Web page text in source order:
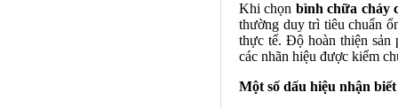
Khi chọn bình chữa cháy
thường duy trì tiêu chuẩn
thực tế. Độ hoàn thiện sản
các nhãn hiệu được kiểm
Một số dấu hiệu nhận